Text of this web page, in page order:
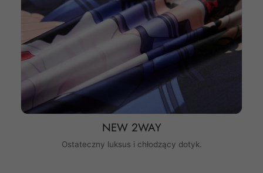
NEW 2WAY
Ostateczny luksus i chłodzący dotyk.